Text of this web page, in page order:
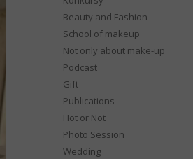
Beauty and Fashion
School of makeup
Not only about make-up
Podcast
Gift
Publications
Hot or Not
Photo Session
Wedding